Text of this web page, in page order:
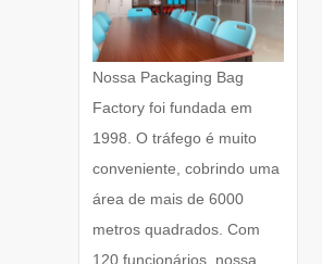
Nossa Packaging Bag
Factory foi fundada em
1998. O tráfego é muito
conveniente, cobrindo uma
área de mais de 6000
metros quadrados. Com
120 funcionários, nossa